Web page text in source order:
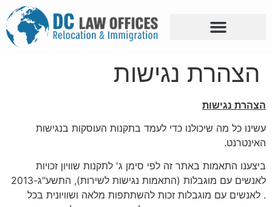
הצהרת נגישות
הצהרת נגישות
עשינו כל מה שיכולנו כדי לעמד בתקנות העוסקות בנגישות
האינטרנט.
ביצענו התאמות באתר זה לפי סימן ג' לתקנות שוויון זכויות
לאנשים עם מוגבלות (התאמות נגישות לשירות), התשע"ג-2013
. לאנשים עם מוגבלות זכות להשתתפות מלאה ושוויונית בכל